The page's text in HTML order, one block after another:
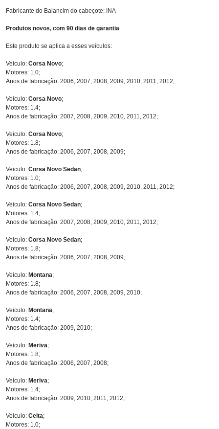
Fabricante do Balancim do cabeçote: INA
Produtos novos, com 90 dias de garantia
Este produto se aplica a esses veículos:
Veiculo: Corsa Novo;
Motores: 1.0;
Anos de fabricação: 2006, 2007, 2008, 2009, 2010, 2011, 2012;
Veiculo: Corsa Novo;
Motores: 1.4;
Anos de fabricação: 2007, 2008, 2009, 2010, 2011, 2012;
Veiculo: Corsa Novo;
Motores: 1.8;
Anos de fabricação: 2006, 2007, 2008, 2009;
Veiculo: Corsa Novo Sedan;
Motores: 1.0;
Anos de fabricação: 2006, 2007, 2008, 2009, 2010, 2011, 2012;
Veiculo: Corsa Novo Sedan;
Motores: 1.4;
Anos de fabricação: 2007, 2008, 2009, 2010, 2011, 2012;
Veiculo: Corsa Novo Sedan;
Motores: 1.8;
Anos de fabricação: 2006, 2007, 2008, 2009;
Veiculo: Montana;
Motores: 1.8;
Anos de fabricação: 2006, 2007, 2008, 2009, 2010;
Veiculo: Montana;
Motores: 1.4;
Anos de fabricação: 2009, 2010;
Veiculo: Meriva;
Motores: 1.8;
Anos de fabricação: 2006, 2007, 2008;
Veiculo: Meriva;
Motores: 1.4;
Anos de fabricação: 2009, 2010, 2011, 2012;
Veiculo: Celta;
Motores: 1.0;